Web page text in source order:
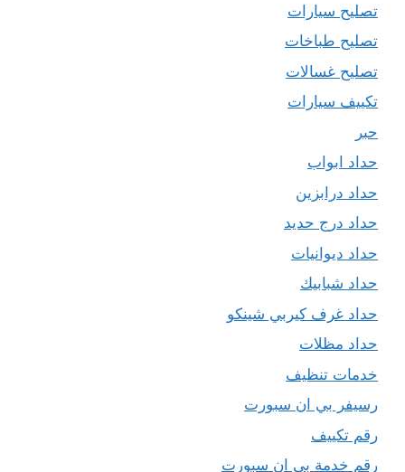
تصليح سيارات
تصليح طباخات
تصليح غسالات
تكييف سيارات
حبر
حداد ابواب
حداد درابزين
حداد درج حديد
حداد ديوانيات
حداد شبابيك
حداد غرف كيربي شينكو
حداد مظلات
خدمات تنظيف
رسيفر بي ان سبورت
رقم تكييف
رقم خدمة بي ان سبورت